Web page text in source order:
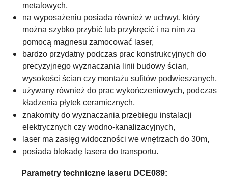
metalowych,
na wyposażeniu posiada również w uchwyt, który
można szybko przybić lub przykręcić i na nim za
pomocą magnesu zamocować laser,
bardzo przydatny podczas prac konstrukcyjnych do
precyzyjnego wyznaczania linii budowy ścian,
wysokości ścian czy montażu sufitów podwieszanych,
używany również do prac wykończeniowych, podczas
kładzenia płytek ceramicznych,
znakomity do wyznaczania przebiegu instalacji
elektrycznych czy wodno-kanalizacyjnych,
laser ma zasięg widoczności we wnętrzach do 30m,
posiada blokadę lasera do transportu.
Parametry techniczne laseru DCE089: